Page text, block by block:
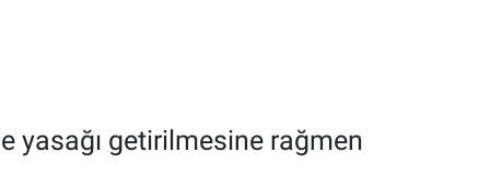
yasağı getirilmesine rağmen